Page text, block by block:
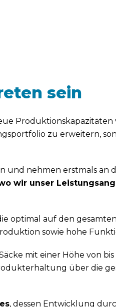
sein
zu erweitern,
und nehmen erstmals an
wir unser
optimal auf den
sowie hohe
mit einer Höhe von
über die
, dessen Entwicklung